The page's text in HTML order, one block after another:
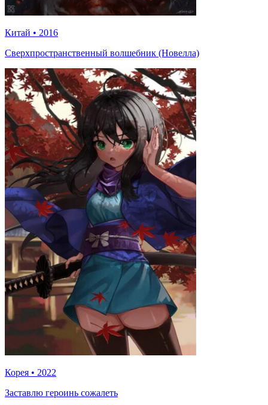
Китай • 2016
Сверхпространственный волшебник (Новелла)
Корея • 2022
Заставлю героинь сожалеть